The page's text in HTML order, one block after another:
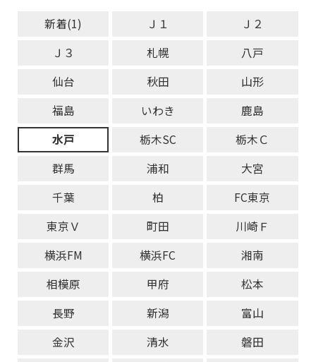
新着(1) Ｊ１
Ｊ２
Ｊ３
札幌
八戸
仙台
秋田
山形
福島
いわき
鹿島
水戸
栃木SC
栃木Ｃ
群馬
浦和
大宮
千葉
柏
FC東京
東京Ｖ
町田
川崎Ｆ
横浜FM
横浜FC
湘南
相模原
甲府
松本
長野
新潟
富山
金沢
清水
磐田